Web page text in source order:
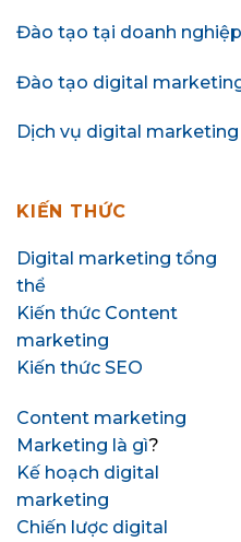
Đào tạo tại doanh
Đào tạo digital
Dịch vụ digital marketing
KIẾN THỨC
Digital marketing tổng
thể
Kiến thức Content
marketing
Kiến thức SEO
Content marketing
Marketing là gì?
Kế hoạch digital
marketing
Chiến lược digital